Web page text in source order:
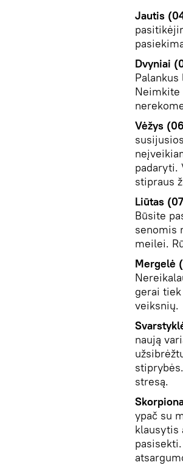
Jautis
Dvyniai
Neimkite
Vėžys
padaryti.
stipraus
Liūtas
Būsite
senomis
meilei.
Mergelė
gerai
veiksnių.
naują
stresą.
ypač su
klausytis